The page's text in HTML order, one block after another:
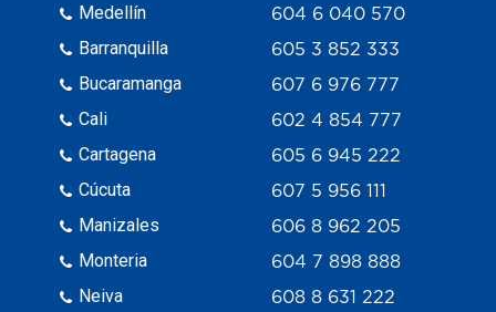
Medellín
Barranquilla
Bucaramanga
Cali
Cartagena
Cúcuta
Manizales
Monteria
Neiva
604 6 040 570
605 3 852 333
607 6 976 777
602 4 854 777
605 6 945 222
607 5 956 111
606 8 962 205
604 7 898 888
608 8 631 222